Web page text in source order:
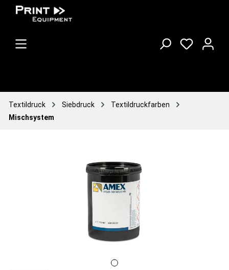
Textildruck Siebdruck
Textildruckfarben
Mischsystem